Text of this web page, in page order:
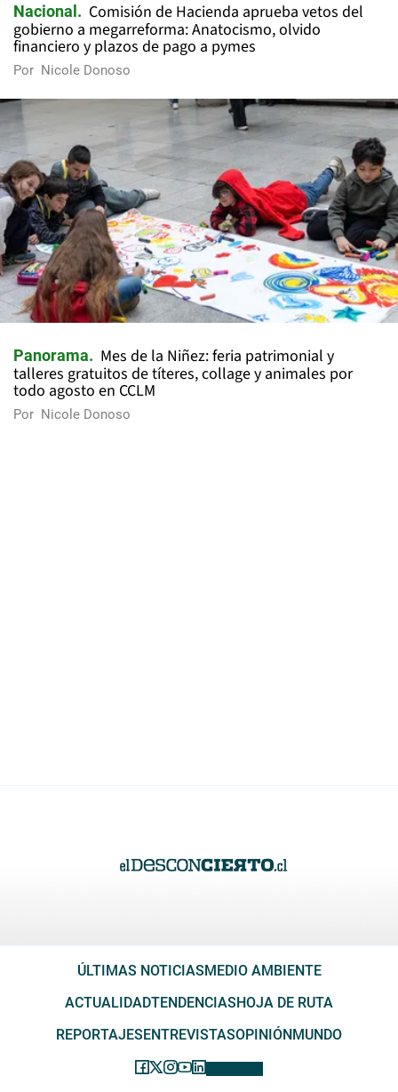
Nacional
Comisión de Hacienda aprueba vetos del
gobierno a megarreforma: Anatocismo, olvido
financiero y plazos de pago a pymes
Por Nicole Donoso
Panorama
Mes de la Niñez: feria patrimonial y
talleres gratuitos de títeres, collage y animales por
todo agosto en CCLM
Por Nicole Donoso
ÚLTIMAS NOTICIAS MEDIO AMBIENTE
ACTUALIDADTENDENCIAS HOJA DE RUTA
REPORTAJES ENTREVISTASOPINIÓN MUNDO